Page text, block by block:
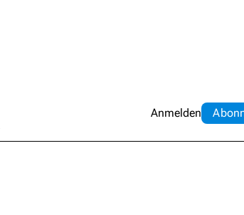
Anmelden Abo